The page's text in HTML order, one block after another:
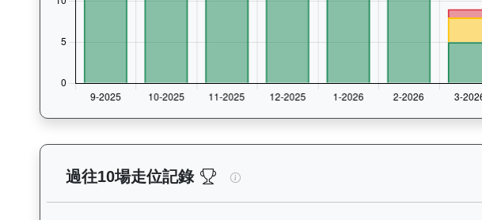
過往10場走位記錄 天火同心（J259）— 過往走位記